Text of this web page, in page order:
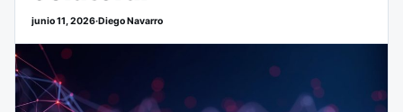
junio 11, 2026·Diego Navarro